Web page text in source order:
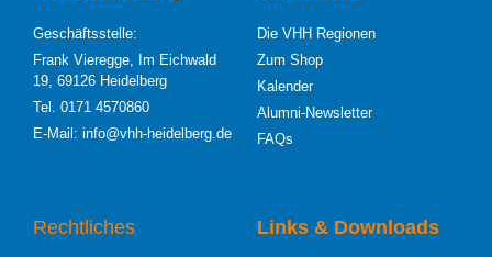
Geschäftsstelle:
Frank Vieregge, Im Eichwald
19, 69126 Heidelberg
Tel. 0171 4570860
E-Mail: info@vhh-heidelberg.de
Die VHH Regionen
Zum Shop
Kalender
Alumni-Newsletter
FAQs
Rechtliches Links & Downloads